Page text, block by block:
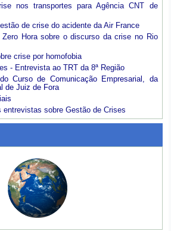
nos transportes para Agência CNT de
de crise do acidente da Air France
Zero Hora sobre o discurso da crise no Rio
crise por homofobia
- Entrevista ao TRT da 8ª Região
Curso de Comunicação Empresarial, da
de Juiz de Fora
entrevistas sobre Gestão de Crises